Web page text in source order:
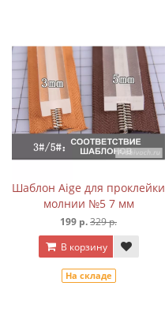
Шаблон Aige для проклейки
молнии №5 7 мм
199 р.329 р.
В корзину
На складе